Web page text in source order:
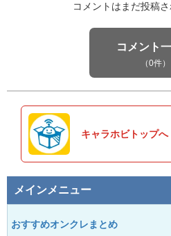
コメントはまだ投稿さ
コメント
（0件）
キャラホビトップへ
メインメニュー
おすすめオンクレまとめ